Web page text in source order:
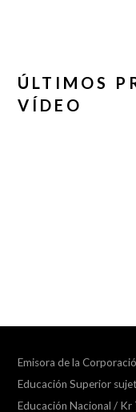
ÚLTIMOS
VÍDEO
Emisora de la
Educación Superior
Educación Nacional /